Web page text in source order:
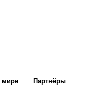
мире Партнёры